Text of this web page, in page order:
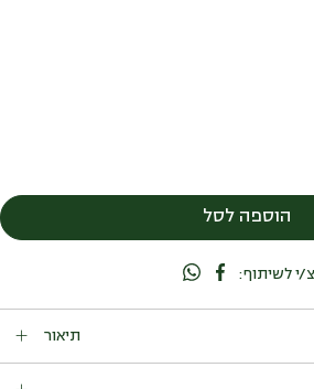
הוספה לסל
י לשיתוף:
תיאור